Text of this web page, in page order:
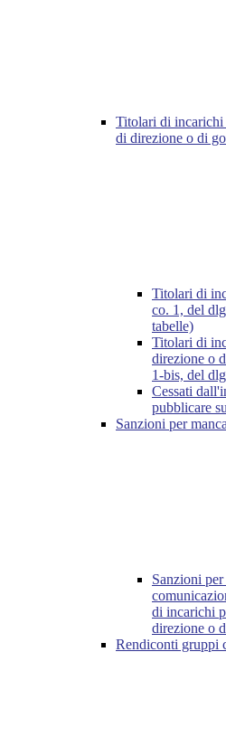
Titolari di
di direzione o di
Titolari di
co. 1, del
tabelle)
Titolari di
direzione o
1-bis, del
Cessati
pubblicare
Sanzioni per
Sanzioni
di incarichi
direzione o
Rendiconti gruppi